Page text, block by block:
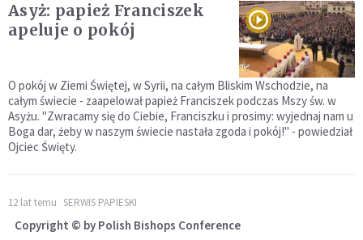
Asyż: papież Franciszek
apeluje o pokój
O pokój w Ziemi Świętej, w Syrii, na całym Bliskim Wschodzie, na
całym świecie - zaapelował papież Franciszek podczas Mszy św. w
Asyżu. "Zwracamy się do Ciebie, Franciszku i prosimy: wyjednaj nam u
Boga dar, żeby w naszym świecie nastała zgoda i pokój!" - powiedział
Ojciec Święty.
12 lat temu SERWIS PAPIESKI
Copyright © by Polish Bishops Conference